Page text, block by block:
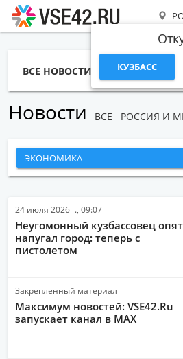
КУЗБАСС
ВСЕ НОВОСТИ СТАТЬИ ТЕМЫ
Новости ВСЕ РОССИЯ И
ВСЕ НОВОСТИ
НАРОДНЫЕ НОВОСТИ
НОВОСТИ С ВИДЕО
НОВОСТИ КОМПАНИЙ
СПОРТ
ОБЩЕСТВО
ЭКОНОМИКА
24 июля 2026 г., 09:07
Неугомонный кузбассовец
напугал город: теперь с
пистолетом
Закрепленный материал
Максимум новостей: VSE42.Ru
запускает канал в MAX